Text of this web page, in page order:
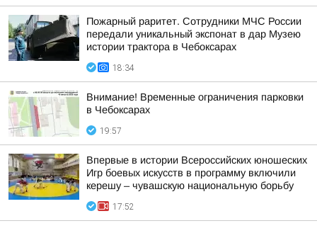
Пожарный раритет. Сотрудники МЧС России
передали уникальный экспонат в дар Музею
истории трактора в Чебоксарах
18:34
Внимание! Временные ограничения парковки
в Чебоксарах
19:57
Впервые в истории Всероссийских юношеских
Игр боевых искусств в программу включили
керешу – чувашскую национальную борьбу
17:52